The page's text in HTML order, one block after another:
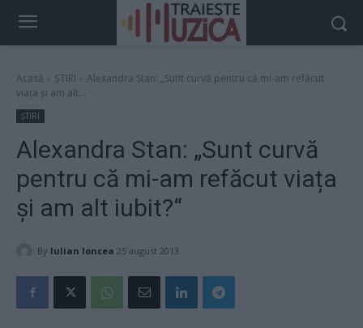
Acasă ȘTIRI
Alexandra Stan: „Sunt curvă pentru că mi-am refăcut
viața și am alt...
ȘTIRI
Alexandra Stan: „Sunt curvă
pentru că mi-am refăcut viața
și am alt iubit?“
By Iulian Ioncea 25 august 2013